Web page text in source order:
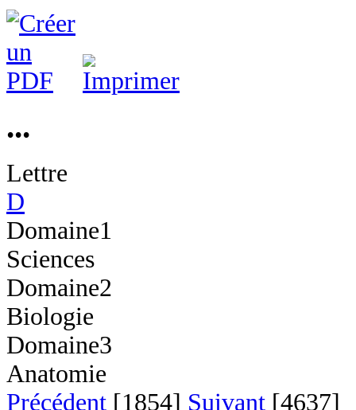
...
Lettre
D
Domaine1
Sciences
Domaine2
Biologie
Domaine3
Anatomie
Précédent [1854] Suivant [4637]